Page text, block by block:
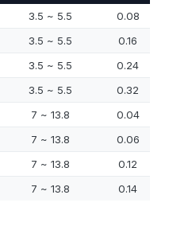
3.5 ~ 5.5
0.08
3.5 ~ 5.5
0.16
3.5 ~ 5.5
0.24
3.5 ~ 5.5
0.32
7 ~ 13.8
0.04
7 ~ 13.8
0.06
7 ~ 13.8
0.12
7 ~ 13.8 0.14